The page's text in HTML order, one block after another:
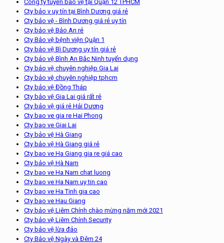
Công ty tuyển bảo vệ tại Quận 12 TPHCM
Cty bảo v uy tín tại Bình Dương giá rẻ
Cty bảo vệ - Bình Dương giá rẻ uy tín
Cty bảo vệ Bảo An rẻ
Cty Bảo vệ bệnh viện Quận 1
Cty bảo vệ Bì Dương uy tín giá rẻ
Cty bảo vệ Bình An Bắc Ninh tuyển dụng
Cty bảo vệ chuyên nghiệp Gia Lai
Cty bảo vệ chuyên nghiệp tphcm
Cty bảo vệ Đồng Tháp
Cty bảo vệ Gia Lai giá rất rẻ
Cty bảo vệ giá rẻ Hải Dương
Cty bao ve gia re Hai Phong
Cty bao ve Giai Lai
Cty bảo vệ Hà Giang
Cty bảo vệ Hà Giang giá rẻ
Cty bao ve Ha Giang gia re giá cao
Cty bảo vệ Hà Nam
Cty bao ve Ha Nam chat luong
Cty bao ve Ha Nam uy tin cao
Cty bao ve Ha Tinh gia cao
Cty bao ve Hau Giang
Cty bảo vệ Liêm Chính chào mừng năm mới 2021
Cty bảo vệ Liêm Chính Security
Cty bảo vệ lừa đảo
Cty Bảo vệ Ngày và Đêm 24